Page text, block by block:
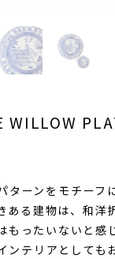
WILLOW
ターンをモチーフ
ある建物は、和洋
もったいないと感
ンテリアとしても